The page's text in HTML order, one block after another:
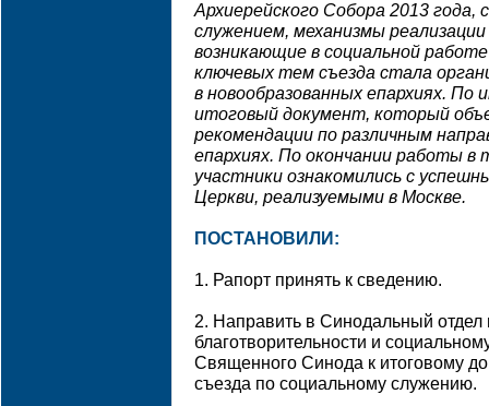
Архиерейского Собора 2013 года,
служением, механизмы
возникающие в социальной
ключевых тем съезда стала
в новообразованных епархиях.
итоговый документ, который
рекомендации по различным
епархиях. По окончании работы в
участники ознакомились с
Церкви, реализуемыми в Москве.
ПОСТАНОВИЛИ:
1. Рапорт принять к сведению.
2. Направить в Синодальный отдел
благотворительности и
Священного Синода к итоговому
съезда по социальному служению.